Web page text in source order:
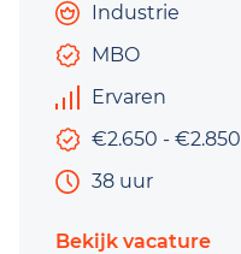
Industrie
MBO
Ervaren
€2.650 - €2.850
38 uur
Bekijk vacature